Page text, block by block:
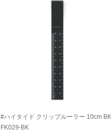
#ハイタイド クリップルーラー 10cm BK
FK029-BK